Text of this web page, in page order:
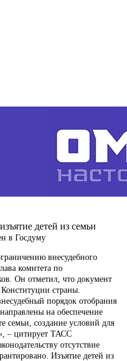
детей из семьи
в Госдуму
внесудебного
комитета по
Он отметил, что документ
страны.
порядок отобрания
на обеспечение
семьи, создание условий для
– цитирует ТАСС
отсутствие
Изъятие детей из